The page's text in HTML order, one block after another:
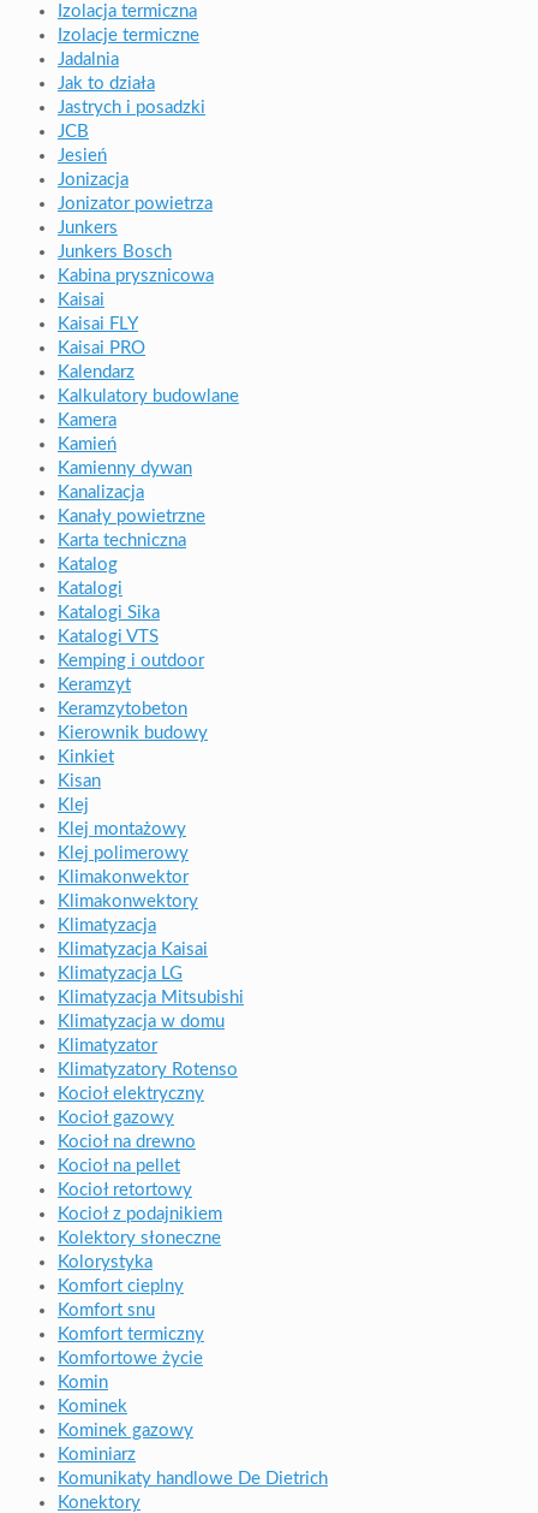
Izolacja termiczna
Izolacje termiczne
Jadalnia
Jak to działa
Jastrych i posadzki
JCB
Jesień
Jonizacja
Jonizator powietrza
Junkers
Junkers Bosch
Kabina prysznicowa
Kaisai
Kaisai FLY
Kaisai PRO
Kalendarz
Kalkulatory budowlane
Kamera
Kamień
Kamienny dywan
Kanalizacja
Kanały powietrzne
Karta techniczna
Katalog
Katalogi
Katalogi Sika
Katalogi VTS
Kemping i outdoor
Keramzyt
Keramzytobeton
Kierownik budowy
Kinkiet
Kisan
Klej
Klej montażowy
Klej polimerowy
Klimakonwektor
Klimakonwektory
Klimatyzacja
Klimatyzacja Kaisai
Klimatyzacja LG
Klimatyzacja Mitsubishi
Klimatyzacja w domu
Klimatyzator
Klimatyzatory Rotenso
Kocioł elektryczny
Kocioł gazowy
Kocioł na drewno
Kocioł na pellet
Kocioł retortowy
Kocioł z podajnikiem
Kolektory słoneczne
Kolorystyka
Komfort cieplny
Komfort snu
Komfort termiczny
Komfortowe życie
Komin
Kominek
Kominek gazowy
Kominiarz
Komunikaty handlowe De Dietrich
Konektory